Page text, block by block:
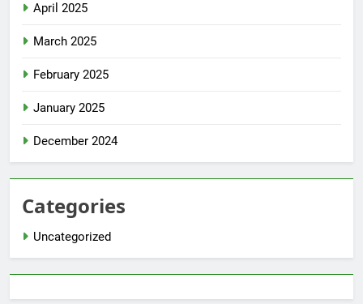
April 2025
March 2025
February 2025
January 2025
December 2024
Categories
Uncategorized